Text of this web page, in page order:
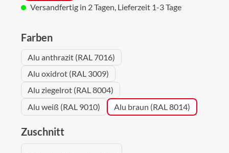
Versandfertig in 2 Tagen, Lieferzeit 1-3 Tage
Farbenauswählen
Alu anthrazit (RAL 7016)
Alu oxidrot (RAL 3009)
Alu ziegelrot (RAL 8004)
Alu weiß (RAL 9010)
Alu braun (RAL 8014)
Zuschnitt